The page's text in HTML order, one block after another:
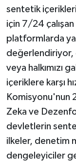
sentetik
için 7/24
platformlarda
değerlendiriyor,
veya halkımızı
içeriklere karşı
Komisyonu'nun
Zeka ve
devletlerin
ilkeler, denetim
dengeleyiciler